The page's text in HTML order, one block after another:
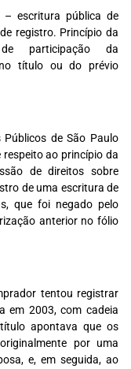
– escritura pública de
registro. Princípio da
participação da
título ou do prévio
Públicos de São Paulo
respeito ao princípio da
de direitos sobre
de uma escritura de
que foi negado pelo
anterior no fólio
tentou registrar
em 2003, com cadeia
apontava que os
por uma
e, em seguida, ao